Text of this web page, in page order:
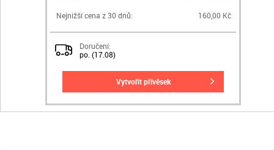
Nejnižší cena z 30 dnů: 160,00 Kč
Doručení:
po. (17.08)
vytvořit přívěsek